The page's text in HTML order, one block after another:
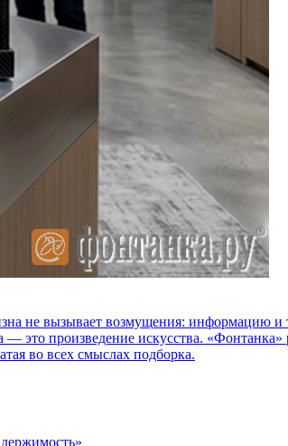
не вызывает возмущения: информацию и
это произведение искусства. «Фонтанка»
во всех смыслах подборка.